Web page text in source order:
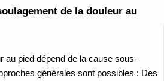
de la douleur au
au pied dépend de la cause sous-
générales sont possibles : Des